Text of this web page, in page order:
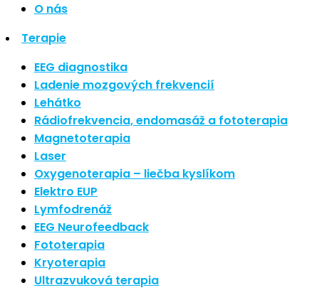
O nás
Terapie
EEG diagnostika
Ladenie mozgových frekvencií
Lehátko
Rádiofrekvencia, endomasáž a fototerapia
Magnetoterapia
Laser
Oxygenoterapia – liečba kyslíkom
Elektro EUP
Lymfodrenáž
EEG Neurofeedback
Fototerapia
Kryoterapia
Ultrazvuková terapia
Najnovšie články
Nové polarizované svetlo
So psoriázou netreba žiť
Rozšírenie služieb
Hudba a vývoj mozgu
Najnovšie komentáre
Žiadne komentáre na zobrazenie.
Archív
september 2021
apríl 2021
august 2020